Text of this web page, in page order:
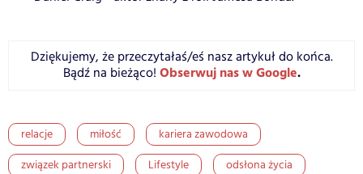
Dziękujemy, że przeczytałaś/eś nasz artykuł do końca.
Bądź na bieżąco! Obserwuj nas w Google.
relacje miłość
kariera zawodowa
związek partnerski
Lifestyle odsłona życia